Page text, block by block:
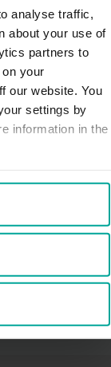
analyse traffic,
about your use of
partners to
your
our website. You
settings by
information in the
población
pudo haber
y es un lugar
para
Durante
a
de
con
y